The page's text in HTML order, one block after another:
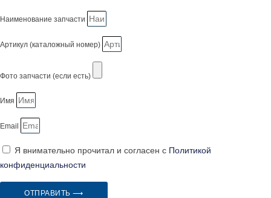
Наименование запчасти
Артикул (каталожный номер)
Фото запчасти (если есть)
Имя
Email
Я внимательно прочитал и согласен с Политикой
конфиденциальности
ОТПРАВИТЬ ⟶